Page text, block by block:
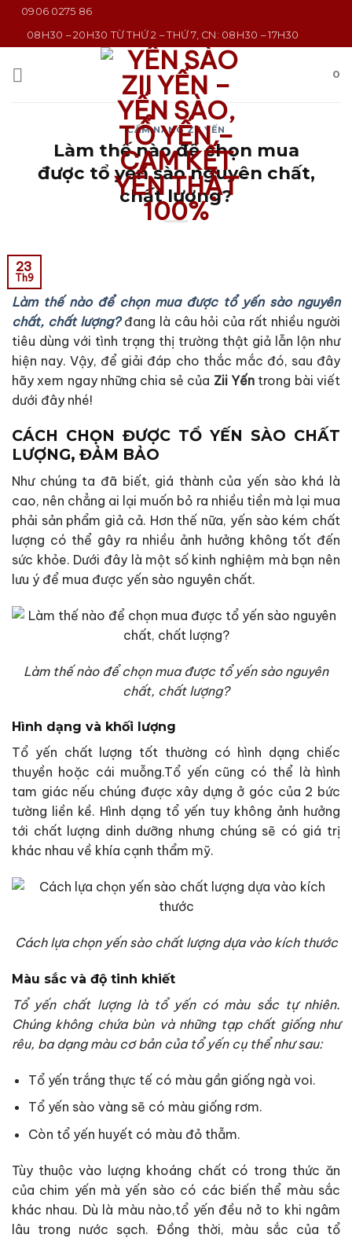
nội
dung
0906 0275 86
08H30 – 20H30 TỪ THỨ 2 – THỨ 7, CN: 08H30 – 17H30
0
CẨM NANG ZII YẾN
Làm thế nào để chọn mua
được tổ yến sào nguyên chất,
chất lượng?
23
Th9
Làm thế nào để chọn mua được tổ yến sào nguyên
chất, chất lượng?đang là câu hỏi của rất nhiều người
tiêu dùng với tình trạng thị trường thật giả lẫn lộn như
hiện nay. Vậy, để giải đáp cho thắc mắc đó, sau đây
hãy xem ngay những chia sẻ của Zii Yếntrong bài viết
dưới đây nhé!
CÁCH CHỌN ĐƯỢC TỔ YẾN SÀO CHẤT
LƯỢNG, ĐẢM BẢO
Như chúng ta đã biết, giá thành của yến sào khá là
cao, nên chẳng ai lại muốn bỏ ra nhiều tiền mà lại mua
phải sản phẩm giả cả. Hơn thế nữa, yến sào kém chất
lượng có thể gây ra nhiều ảnh hưởng không tốt đến
sức khỏe. Dưới đây là một số kinh nghiệm mà bạn nên
lưu ý để mua được yến sào nguyên chất.
Làm thế nào để chọn mua được tổ yến sào nguyên
chất, chất lượng?
Hình dạng và khối lượng
Tổ yến chất lượng tốt thường có hình dạng chiếc
thuyền hoặc cái muỗng.Tổ yến cũng có thể là hình
tam giác nếu chúng được xây dựng ở góc của 2 bức
tường liền kề. Hình dạng tổ yến tuy không ảnh hưởng
tới chất lượng dinh dưỡng nhưng chúng sẽ có giá trị
khác nhau về khía cạnh thẩm mỹ.
Cách lựa chọn yến sào chất lượng dựa vào kích thước
Màu sắc và độ tinh khiết
Tổ yến chất lượng là tổ yến có màu sắc tự nhiên.
Chúng không chứa bùn và những tạp chất giống như
rêu, ba dạng màu cơ bản của tổ yến cụ thể như sau:
Tổ yến trắng thực tế có màu gần giống ngà voi.
Tổ yến sào vàng sẽ có màu giống rơm.
Còn tổ yến huyết có màu đỏ thẫm.
Tùy thuộc vào lượng khoáng chất có trong thức ăn
của chim yến mà yến sào có các biến thể màu sắc
khác nhau. Dù là màu nào,tổ yến đều nở to khi ngâm
lâu trong nước sạch. Đồng thời, màu sắc của tổ